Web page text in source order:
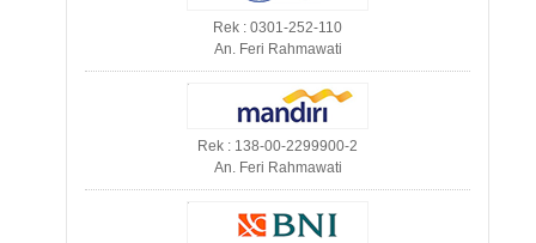
Rek : 0301-252-110
An. Feri Rahmawati
Rek : 138-00-2299900-2
An. Feri Rahmawati